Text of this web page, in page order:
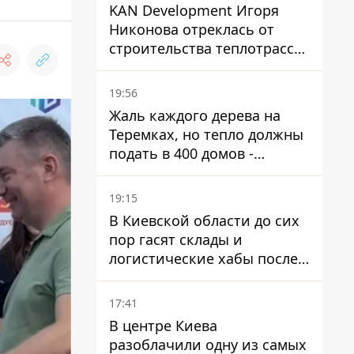
KAN Development Игоря
Никонова отреклась от
строительства теплотрассы
на Теремках
19:56
Жаль каждого дерева на
Теремках, но тепло должны
подать в 400 домов -
депутат Киевсовета
19:15
В Киевской области до сих
пор гасят склады и
логистические хабы после
прилетов ракет - ГСЧС
17:41
В центре Киева
разоблачили одну из самых